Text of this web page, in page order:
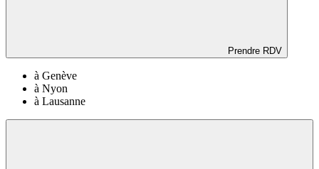
Prendre RDV
à Genève
à Nyon
à Lausanne